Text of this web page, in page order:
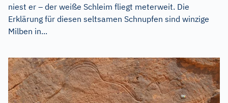
niest er – der weiße Schleim fliegt meterweit. Die
Erklärung für diesen seltsamen Schnupfen sind winzige
Milben in...